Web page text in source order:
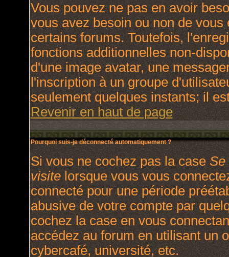
Vous pouvez ne pas en avoir
vous avez besoin ou non de
certains forums. Toutefois,
fonctions additionnelles non-
d'une image avatar, une
l'inscription à un groupe
seulement quelques instants; il
Revenir en haut de page
Pourquoi suis-je déconnecté automatiquement ?
Si vous ne cochez pas la caseSe
visitelorsque vous vous
connecté pour une période
abusive de votre compte par
cochez la case en vous
accédez au forum en utilisant un
cybercafé, université, etc.